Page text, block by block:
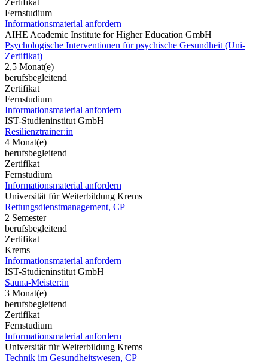
Zertifikat
Fernstudium
Informationsmaterial anfordern
AIHE Academic Institute for Higher Education GmbH
Psychologische Interventionen für psychische Gesundheit (Uni-
Zertifikat)
2,5 Monat(e)
berufsbegleitend
Zertifikat
Fernstudium
Informationsmaterial anfordern
IST-Studieninstitut GmbH
Resilienztrainer:in
4 Monat(e)
berufsbegleitend
Zertifikat
Fernstudium
Informationsmaterial anfordern
Universität für Weiterbildung Krems
Rettungsdienstmanagement, CP
2 Semester
berufsbegleitend
Zertifikat
Krems
Informationsmaterial anfordern
IST-Studieninstitut GmbH
Sauna-Meister:in
3 Monat(e)
berufsbegleitend
Zertifikat
Fernstudium
Informationsmaterial anfordern
Universität für Weiterbildung Krems
Technik im Gesundheitswesen, CP